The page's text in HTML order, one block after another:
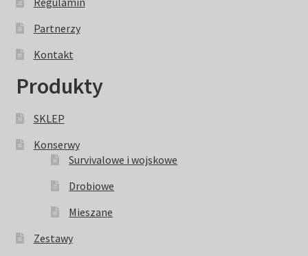
Partnerzy
Kontakt
Produkty
SKLEP
Konserwy
Survivalowe i wojskowe
Drobiowe
Mieszane
Zestawy